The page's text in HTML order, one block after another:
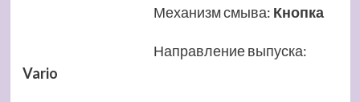
Механизм смыва: Кнопка
Направление выпуска:
Vario